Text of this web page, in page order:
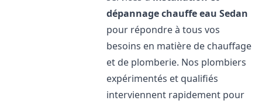
dépannage chauffe eau Sedan
pour répondre à tous vos
besoins en matière de chauffage
et de plomberie. Nos plombiers
expérimentés et qualifiés
interviennent rapidement pour